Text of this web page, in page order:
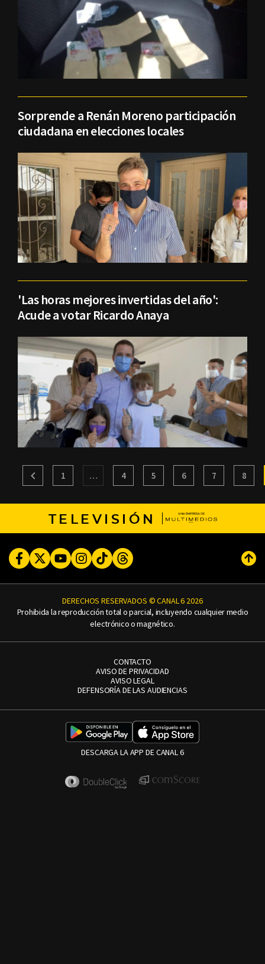
Sorprende a Renán Moreno participación
ciudadana en elecciones locales
'Las horas mejores invertidas del año':
Acude a votar Ricardo Anaya
1 … 4 5 6 7 8
TELEVISIÓN
FacebookTwitterYoutubeInstagram
TikTokThreads
DERECHOS RESERVADOS © CANAL 6 2026
Prohibida la reproducción total o parcial, incluyendo cualquier medio
electrónico o magnético.
CONTACTO
AVISO DE PRIVACIDAD
AVISO LEGAL
DEFENSORÍA DE LAS AUDIENCIAS
DESCARGA LA APP DE CANAL 6